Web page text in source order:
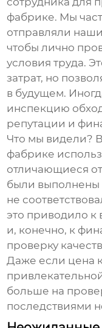
фабрике. Мы
отправляли
чтобы лично
условия труда.
затрат, но
в будущем.
инспекцию
репутации и
Что мы видели?
фабрике
отличающиеся
были выполнены
не
это приводило к
и, конечно, к
проверку
Даже если цена
больше на
последствиями